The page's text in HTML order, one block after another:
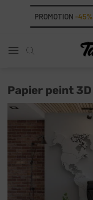
PROMOTION -45%
Papier peint 3D